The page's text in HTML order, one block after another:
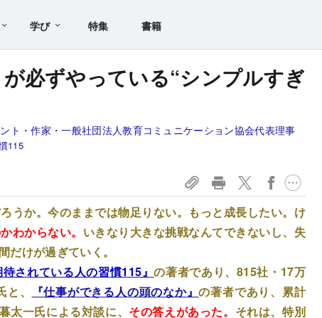
学び 特集 書籍
が必ずやっている“シンプルすぎ
ト・作家・一般社団法人教育コミュニケーション協会代表理事
115
うか。今のままでは物足りない。もっと成長したい。け
わからない。 いきなり大きな挑戦なんてできないし、失
だけが過ぎていく。
待されている人の習慣115』の著者であり、815社・17万
、
『仕事ができる人の頭のなか』の著者であり、累計
太一氏による対談に、 その答えがあった。 それは、特別